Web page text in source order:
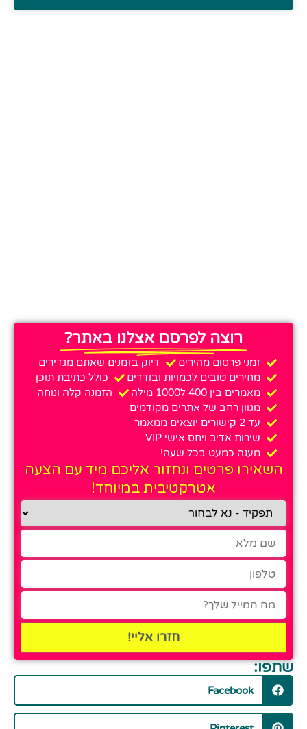
רוצה לפרסם אצלנו באתר?
זמני פרסום מהירים
דיוק בזמנים שאתם מגדירים
מחירים טובים לכמויות ובודדים
כולל כתיבת תוכן
מאמרים בין 400 ל1000 מילה
הזמנה קלה ונוחה
מגוון רחב של אתרים מקודמים
עד 2 קישורים יוצאים ממאמר
שירות אדיב ויחס אישי VIP
מענה כמעט בכל שעה!
השאירו פרטים ונחזור אליכם מיד עם הצעה
אטרקטיבית במיוחד!
חזרו אליי!
שתפו:
Facebook